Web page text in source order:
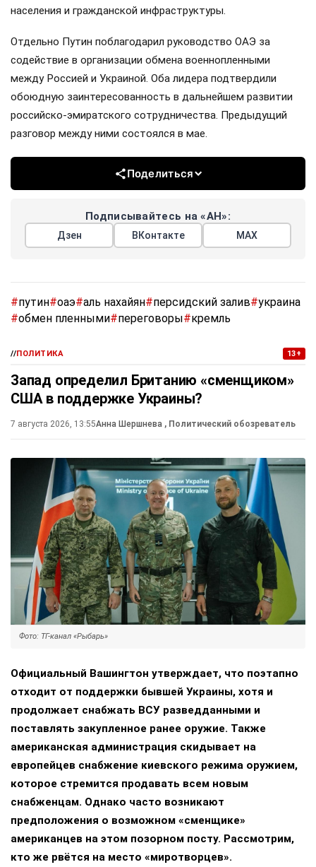
населения и гражданской инфраструктуры.
Отдельно Путин поблагодарил руководство ОАЭ за
содействие в организации обмена военнопленными
между Россией и Украиной. Оба лидера подтвердили
обоюдную заинтересованность в дальнейшем развитии
российско-эмиратского сотрудничества. Предыдущий
разговор между ними состоялся в мае.
Поделиться
Подписывайтесь на «АН»:
Дзен ВКонтакте МАХ
#путин#оаэ#аль нахайян#персидский залив#украина
#обмен пленными#переговоры#кремль
//ПОЛИТИКА 13+
Запад определил Британию «сменщиком»
США в поддержке Украины?
7 августа 2026, 13:55Анна Шершнева , Политический обозреватель
Фото: ТГ-канал «Рыбарь»
Официальный Вашингтон утверждает, что поэтапно
отходит от поддержки бывшей Украины, хотя и
продолжает снабжать ВСУ разведданными и
поставлять закупленное ранее оружие. Также
американская администрация скидывает на
европейцев снабжение киевского режима оружием,
которое стремится продавать всем новым
снабженцам. Однако часто возникают
предположения о возможном «сменщике»
американцев на этом позорном посту. Рассмотрим,
кто же рвётся на место «миротворцев».